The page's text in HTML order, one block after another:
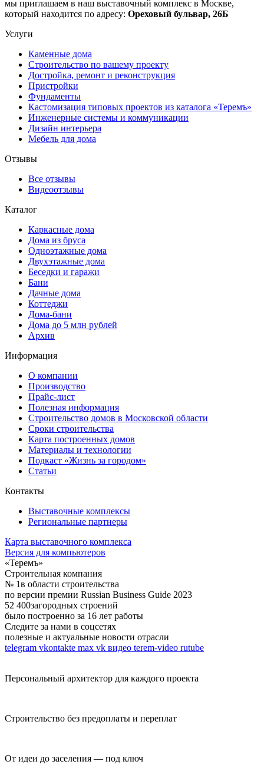
мы приглашаем в наш выставочный комплекс в Москве,
который находится по адресу: Ореховый бульвар, 26Б
Услуги
Каменные дома
Строительство по вашему проекту
Достройка, ремонт и реконструкция
Пристройки
Фундаменты
Кастомизация типовых проектов из каталога «Теремъ»
Инженерные системы и коммуникации
Дизайн интерьера
Мебель для дома
Отзывы
Все отзывы
Видеоотзывы
Каталог
Каркасные дома
Дома из бруса
Одноэтажные дома
Двухэтажные дома
Беседки и гаражи
Бани
Дачные дома
Коттеджи
Дома-бани
Дома до 5 млн рублей
Архив
Информация
О компании
Производство
Прайс-лист
Полезная информация
Строительство домов в Московской области
Сроки строительства
Карта построенных домов
Материалы и технологии
Подкаст «Жизнь за городом»
Статьи
Контакты
Выставочные комплексы
Региональные партнеры
Карта выставочного комплекса
Версия для компьютеров
«Теремъ»
Строительная компания
№ 1в области строительства
по версии премии Russian Business Guide 2023
52 400загородных строений
было построенно за 16 лет работы
Следите за нами в соцсетях
полезные и актуальные новости отрасли
telegram vkontakte max vk видео terem-video rutube
Персональный архитектор для каждого проекта
Строительство без предоплаты и переплат
От идеи до заселения — под ключ